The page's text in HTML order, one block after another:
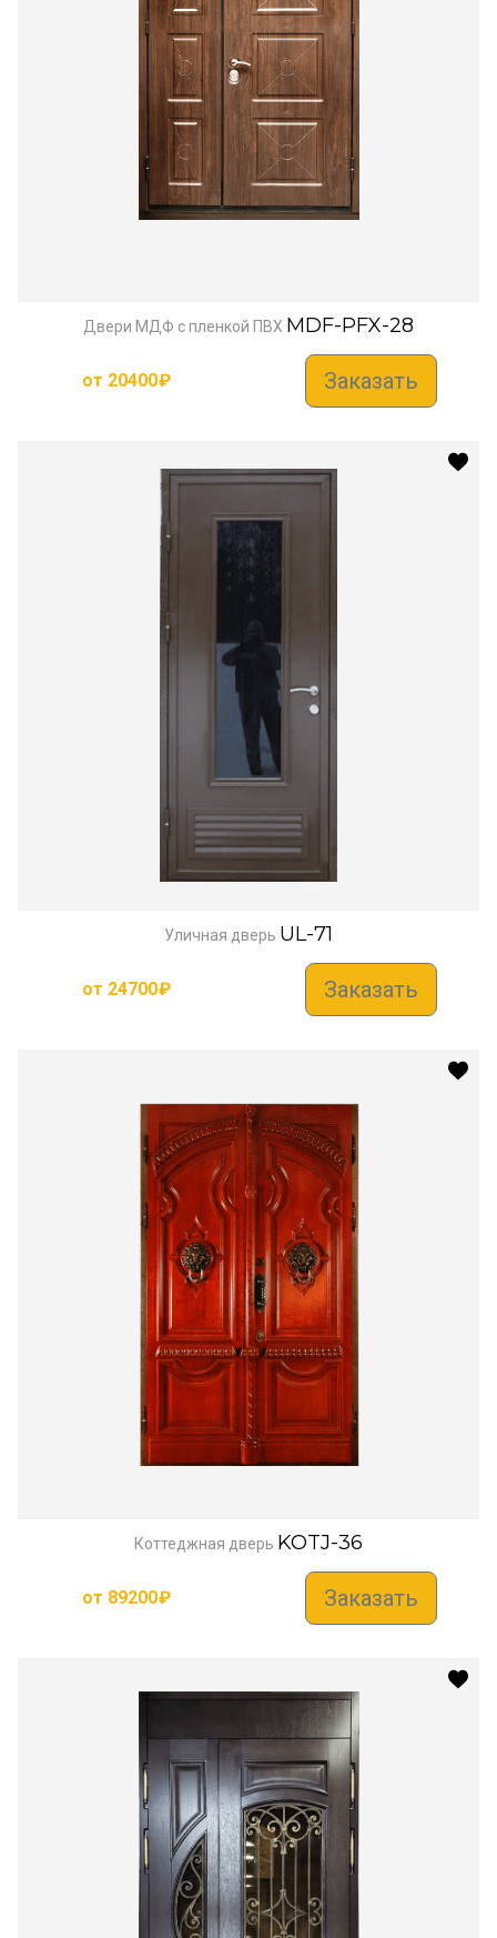
Двери МДФ с пленкой ПВХ MDF-PFX-28
от 20400₽ Заказать
Уличная дверь UL-71
от 24700₽ Заказать
Коттеджная дверь KOTJ-36
от 89200₽ Заказать